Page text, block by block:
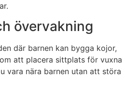
övervakning
där barnen kan bygga kojor,
att placera sittplats för vuxna
vara nära barnen utan att störa